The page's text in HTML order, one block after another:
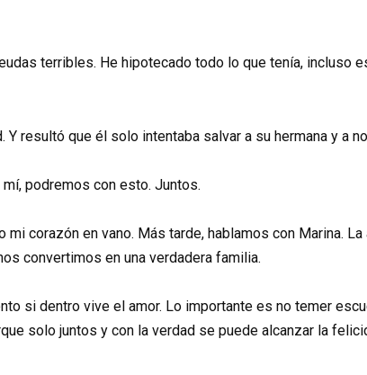
terribles. He hipotecado todo lo que tenía, incluso
resultó que él solo intentaba salvar a su hermana y a
podremos con esto. Juntos.
corazón en vano. Más tarde, hablamos con Marina. La
convertimos en una verdadera familia.
si dentro vive el amor. Lo importante es no temer
solo juntos y con la verdad se puede alcanzar la